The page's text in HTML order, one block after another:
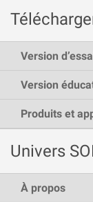
Version
Version
Produits et
Univers
À propos